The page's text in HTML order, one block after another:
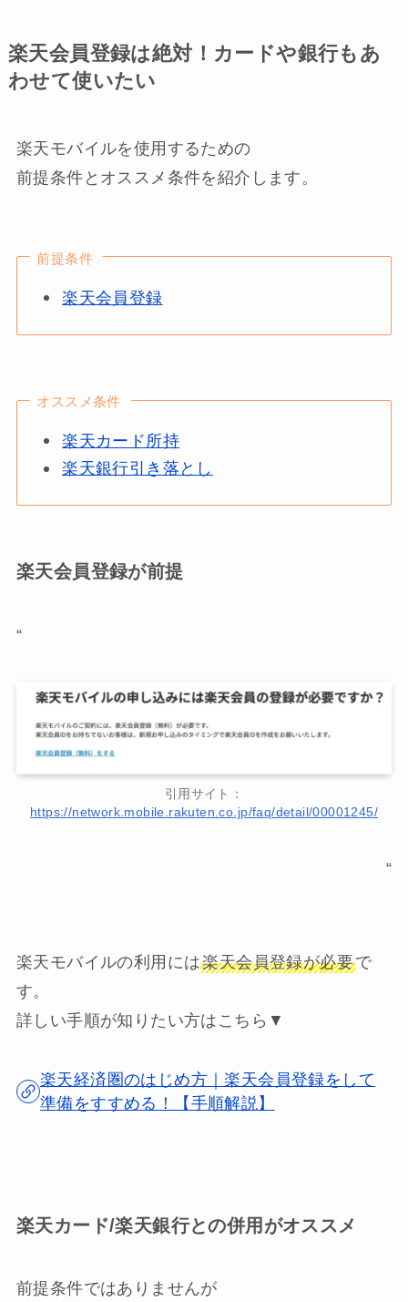
楽天会員登録は絶対！カードや銀行もあ
わせて使いたい
楽天モバイルを使用するための
前提条件とオススメ条件を紹介します。
前提条件
楽天会員登録
オススメ条件
楽天カード所持
楽天銀行引き落とし
楽天会員登録が前提
“
引用サイト：
https://network.mobile.rakuten.co.jp/faq/detail/00001245/
“
楽天モバイルの利用には楽天会員登録が必要で
す。
詳しい手順が知りたい方はこちら▼
楽天経済圏のはじめ方｜楽天会員登録をして
準備をすすめる！【手順解説】
楽天カード/楽天銀行との併用がオススメ
前提条件ではありませんが